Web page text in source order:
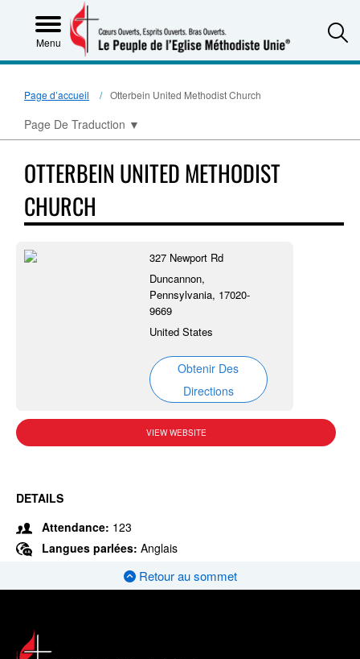
Menu
Page d’accueil Otterbein United Methodist Church
Page De Traduction ▼
OTTERBEIN UNITED METHODIST
CHURCH
327 Newport Rd
Duncannon,
Pennsylvania, 17020-
9669
United States
Obtenir Des
Directions
VIEW WEBSITE
DETAILS
Attendance: 123
Langues parlées: Anglais
Retour au sommet